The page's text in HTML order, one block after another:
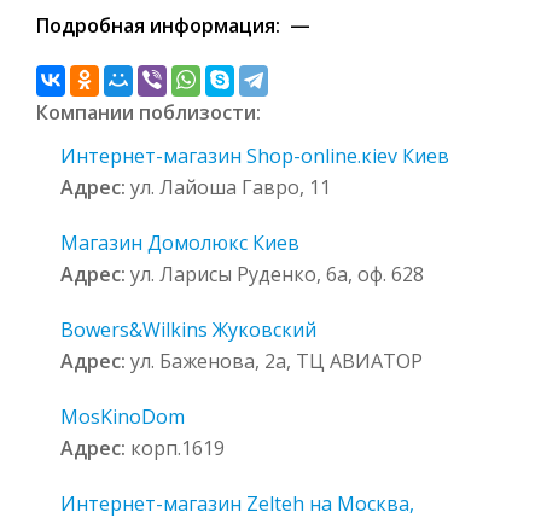
Подробная информация: —
Компании поблизости:
Интернет-магазин Shop-оnline.кiev Киев
Адрес: ул. Лайоша Гавро, 11
Магазин Домолюкс Киев
Адрес: ул. Ларисы Руденко, 6а, оф. 628
Bowers&Wilkins Жуковский
Адрес: ул. Баженова, 2а, ТЦ АВИАТОР
MosKinoDom
Адрес: корп.1619
Интернет-магазин Zelteh на Москва,